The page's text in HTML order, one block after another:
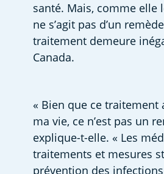
santé. Mais, comme elle
ne s’agit pas d’un
traitement demeure
Canada.
« Bien que ce
ma vie, ce n’est pas un
explique-t-elle. « Les
traitements et mesures
prévention des